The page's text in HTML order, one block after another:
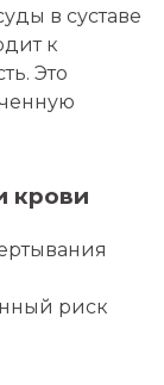
в суставе
к
Это
крови
риск